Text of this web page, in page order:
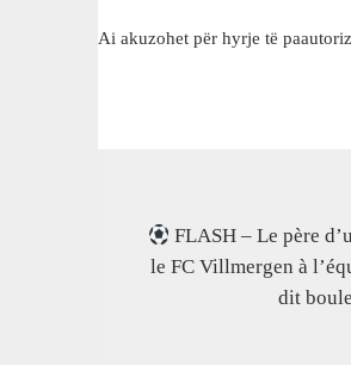
Ai akuzohet për hyrje të
FLASH – Le père
le FC Villmergen à
dit